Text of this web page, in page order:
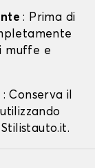
: Prima di
muffe e
: Conserva il